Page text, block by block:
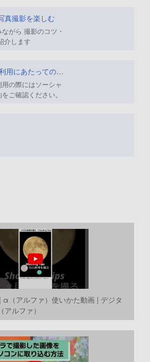
真撮影を楽しむ
がら 撮影のコツ・
介します
動画でサポートご利用にあたってのお願い
の際にはソーシャ
ご確認ください。
α（アルファ）使いかた動画 | デジタ
ルファ）